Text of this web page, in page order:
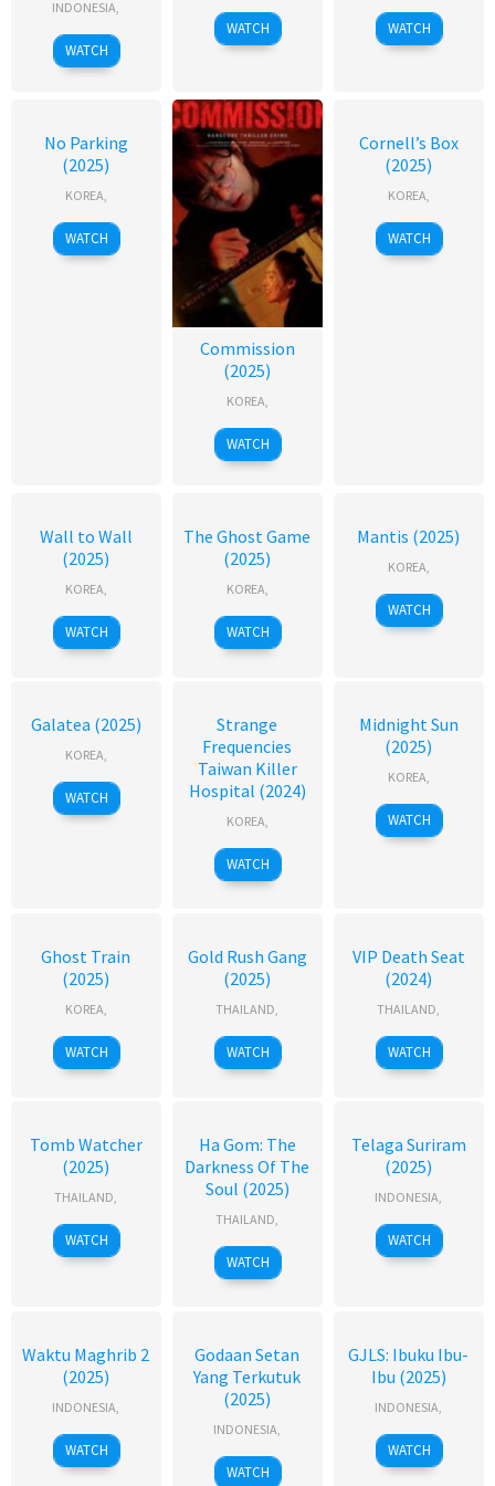
IDLIX
Bioskop21
INDONESIA,
WATCH
WATCH WATCH
No Parking
(2025)
KOREA,
WATCH
Commission
(2025)
KOREA,
WATCH
Cornell’s Box
(2025)
KOREA,
WATCH
Wall to Wall
(2025)
KOREA,
WATCH
The Ghost Game
(2025)
KOREA,
WATCH
Mantis (2025)
KOREA,
WATCH
Galatea (2025)
KOREA,
WATCH
Strange
Frequencies
Taiwan Killer
Hospital (2024)
KOREA,
WATCH
Midnight Sun
(2025)
KOREA,
WATCH
Ghost Train
(2025)
KOREA,
WATCH
Gold Rush Gang
(2025)
THAILAND,
WATCH
VIP Death Seat
(2024)
THAILAND,
WATCH
Tomb Watcher
(2025)
THAILAND,
WATCH
Ha Gom: The
Darkness Of The
Soul (2025)
THAILAND,
WATCH
Telaga Suriram
(2025)
INDONESIA,
WATCH
Waktu Maghrib 2
(2025)
INDONESIA,
WATCH
Godaan Setan
Yang Terkutuk
(2025)
INDONESIA,
WATCH
GJLS: Ibuku Ibu-
Ibu (2025)
INDONESIA,
WATCH